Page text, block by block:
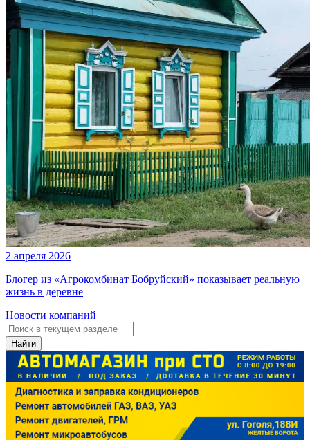
2 апреля 2026
Блогер из «Агрокомбинат Бобруйский» показывает реальную
жизнь в деревне
Новости компаний
Найти